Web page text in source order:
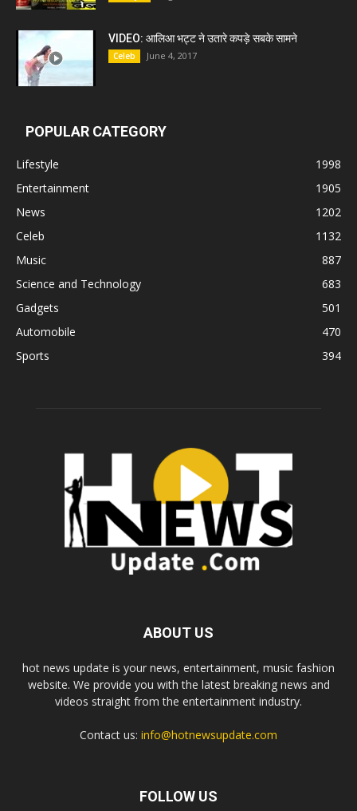
VIDEO: आलिआ भट्ट ने उतारे कपड़े सबके सामने
Celeb June 4, 2017
POPULAR CATEGORY
Lifestyle
1998
Entertainment
1905
News
1202
Celeb
1132
Music
887
Science and Technology
683
Gadgets
501
Automobile
470
Sports
394
ABOUT US
hot news update is your news, entertainment, music fashion
website. We provide you with the latest breaking news and
videos straight from the entertainment industry.
Contact us: info@hotnewsupdate.com
FOLLOW US